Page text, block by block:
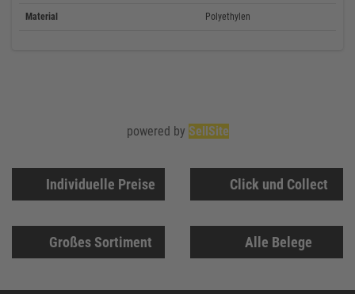
Material Polyethylen
Individuelle Preise Click und Collect
Großes Sortiment Alle Belege
powered by SellSite